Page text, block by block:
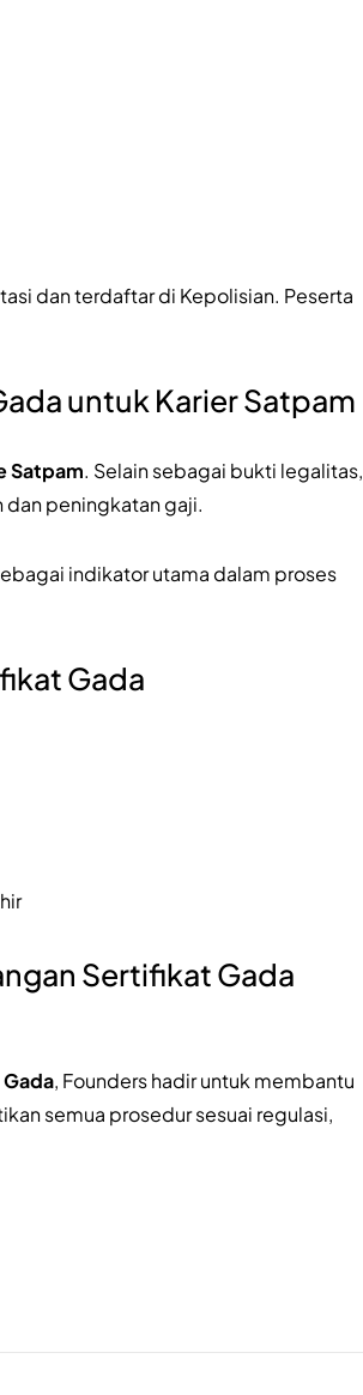
dan terdaftar di Kepolisian. Peserta
untuk Karier Satpam
Satpam. Selain sebagai bukti legalitas,
peningkatan gaji.
indikator utama dalam proses
Gada
Sertifikat Gada
, Founders hadir untuk membantu
semua prosedur sesuai regulasi,